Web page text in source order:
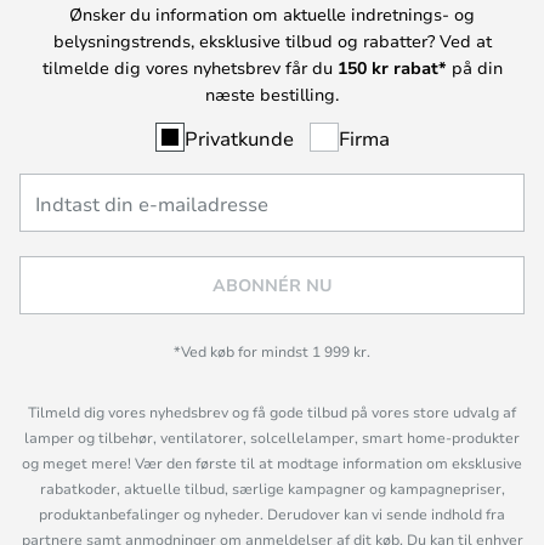
Ønsker du information om aktuelle indretnings- og
belysningstrends, eksklusive tilbud og rabatter? Ved at
tilmelde dig vores nyhetsbrev får du 150 kr rabat* på din
næste bestilling.
Privatkunde Firma
ABONNÉR NU
*Ved køb for mindst 1 999 kr.
Tilmeld dig vores nyhedsbrev og få gode tilbud på vores store udvalg af
lamper og tilbehør, ventilatorer, solcellelamper, smart home-produkter
og meget mere! Vær den første til at modtage information om eksklusive
rabatkoder, aktuelle tilbud, særlige kampagner og kampagnepriser,
produktanbefalinger og nyheder. Derudover kan vi sende indhold fra
partnere samt anmodninger om anmeldelser af dit køb. Du kan til enhver